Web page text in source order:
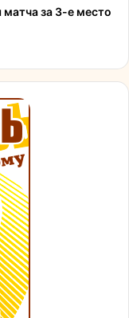
матча за 3-е место